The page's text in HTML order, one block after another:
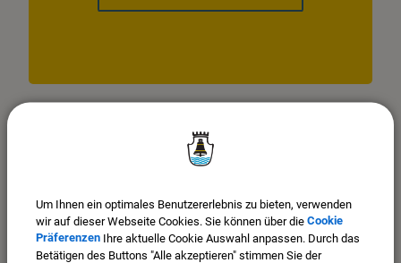
Um Ihnen ein optimales Benutzererlebnis zu bieten, verwenden
wir auf dieser Webseite Cookies. Sie können über die Cookie
Präferenzen Ihre aktuelle Cookie Auswahl anpassen. Durch das
Betätigen des Buttons "Alle akzeptieren" stimmen Sie der